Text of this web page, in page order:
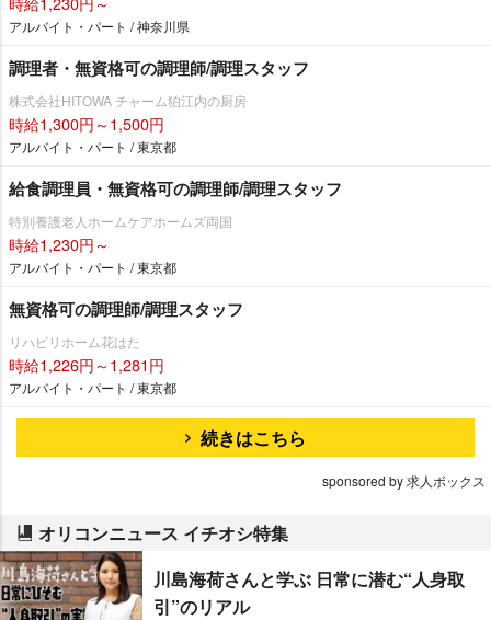
アルバイト・パート / 神奈川県
調理者・無資格可の調理師/調理スタッフ
株式会社HITOWA チャーム狛江内の厨房
時給1,300円～1,500円
アルバイト・パート / 東京都
給食調理員・無資格可の調理師/調理スタッフ
特別養護老人ホームケアホームズ両国
時給1,230円～
アルバイト・パート / 東京都
無資格可の調理師/調理スタッフ
リハビリホーム花はた
時給1,226円～1,281円
アルバイト・パート / 東京都
続きはこちら
sponsored by 求人ボックス
オリコンニュース イチオシ特集
川島海荷さんと学ぶ 日常に潜む“人身取
引”のリアル